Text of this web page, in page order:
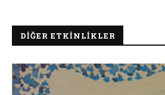
DIĞER ETKINLIKLER